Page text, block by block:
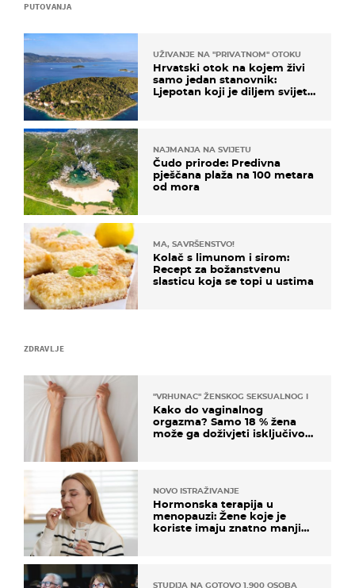
ZDRAVLJE
"VRHUNAC" ŽENSKOG SEKSUALNOG ISKUSTVA
Kako do vaginalnog
orgazma? Samo 18 % žena
može ga doživjeti isključivo
NOVO ISTRAŽIVANJE
Hormonska terapija u
menopauzi: Žene koje je
koriste imaju znatno manji
STUDIJA NA GOTOVO 1.900 OSOBA
PUTOVANJA
UŽIVANJE NA "PRIVATNOM" OTOKU
Hrvatski otok na kojem živi
samo jedan stanovnik:
Ljepotan koji je diljem svijeta
NAJMANJA NA SVIJETU
Čudo prirode: Predivna
pješčana plaža na 100 metara
od mora
MA, SAVRŠENSTVO!
Kolač s limunom i sirom:
Recept za božanstvenu
slasticu koja se topi u ustima